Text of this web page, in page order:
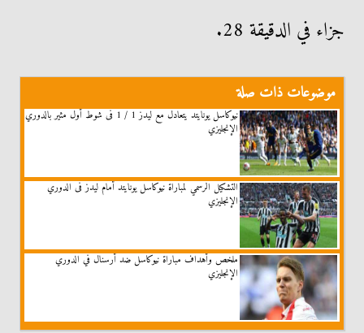
جزاء في الدقيقة 28.
موضوعات ذات صلة
نيوكاسل يونايتد يتعادل مع ليدز 1 / 1 فى شوط أول مثير بالدوري
الإنجليزي
التشكيل الرسمي لمباراة نيوكاسل يونايتد أمام ليدز فى الدوري
الإنجليزي
ملخص وأهداف مباراة نيوكاسل ضد أرسنال في الدوري
الإنجليزي